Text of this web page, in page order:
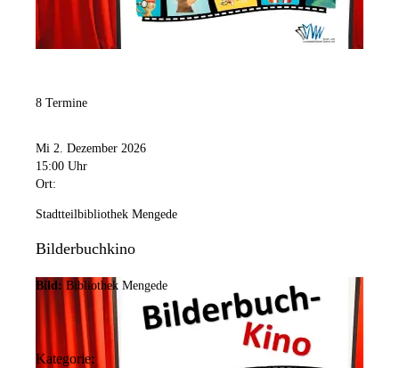
8 Termine
Mi 2. Dezember 2026
15:00 Uhr
Ort:
Stadtteilbibliothek Mengede
Bilderbuchkino
Bild: Bibliothek Mengede
Kategorie: